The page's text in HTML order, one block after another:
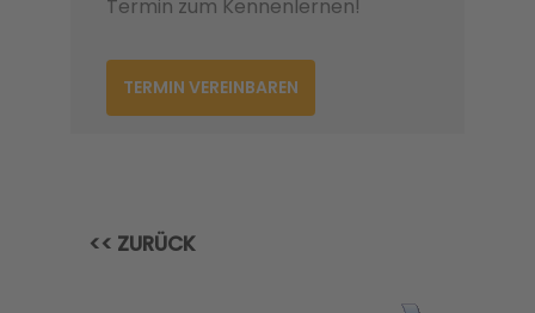
Termin zum Kennenlernen!
TERMIN VEREINBAREN
<< ZURÜCK